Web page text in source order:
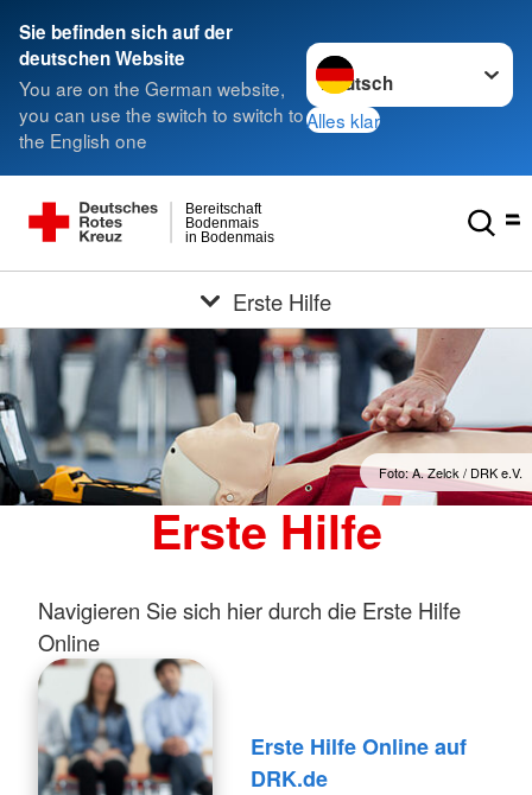
Sie befinden sich auf der
deutschen Website
You are on the German website,
you can use the switch to switch to
the English one
Sprache wechseln zu
Alles klar
in Bodenmais
Bodenmais
Bereitschaft
Erste Hilfe
Foto: A. Zelck / DRK e.V.
Erste Hilfe
Navigieren Sie sich hier durch die Erste Hilfe
Online
Erste Hilfe Online auf
DRK.de